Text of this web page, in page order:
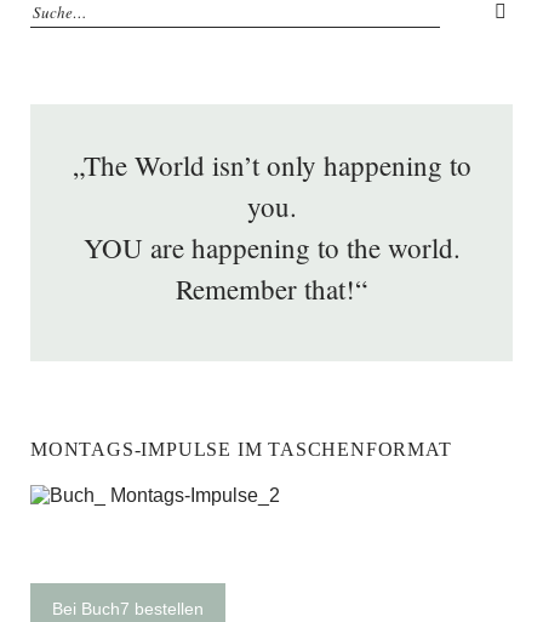
„The World isn’t only happening to
you.
YOU are happening to the world.
Remember that!“
MONTAGS-IMPULSE IM TASCHENFORMAT
Bei Buch7 bestellen